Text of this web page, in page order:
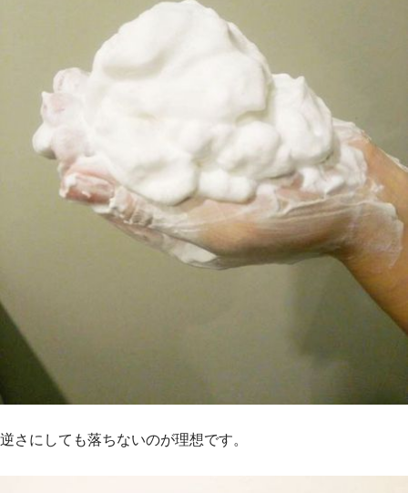
逆さにしても落ちないのが理想です。